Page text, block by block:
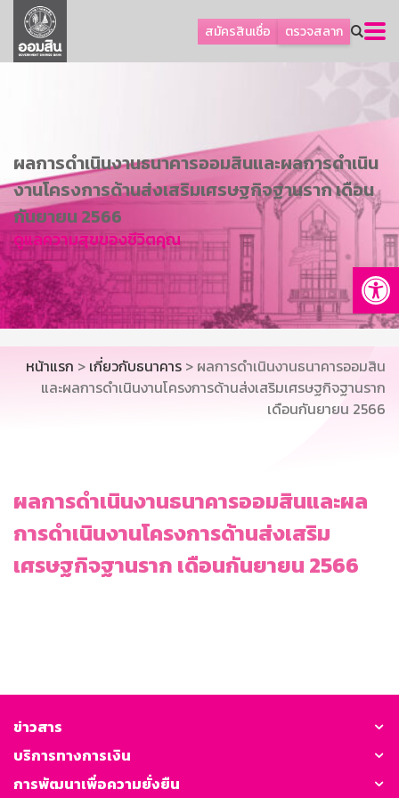
สมัครสินเชื่อ ตรวจสลาก
ลูกค้าธุรกิจ
ลูกค้าผู้ประกอบรายย่อย
เกี่ยวกับธนาคาร
การพัฒนาที่ยั่งยืน
ข่าวสาร
บริการทางการเงิน
อื่นๆ
ติดต่อเรา
บริการออนไลน์
TH
EN
GSB Society
ผลการดำเนินงานธนาคารออมสินและผลการดำเนิน
งานโครงการด้านส่งเสริมเศรษฐกิจฐานราก เดือน
กันยายน 2566
ดูแลความสุขของชีวิตคุณ
หน้าแรก > เกี่ยวกับธนาคาร > ผลการดำเนินงานธนาคารออมสิน
และผลการดำเนินงานโครงการด้านส่งเสริมเศรษฐกิจฐานราก
เดือนกันยายน 2566
ผลการดำเนินงานธนาคารออมสินและผล
การดำเนินงานโครงการด้านส่งเสริม
เศรษฐกิจฐานราก เดือนกันยายน 2566
ข่าวสาร
บริการทางการเงิน
การพัฒนาเพื่อความยั่งยืน